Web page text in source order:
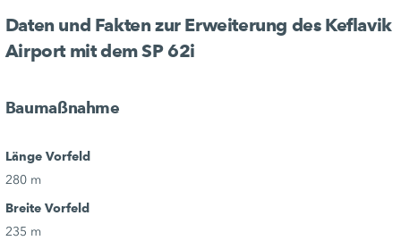
Daten und Fakten zur Erweiterung des Keflavik
Airport mit dem SP 62i
Baumaßnahme
Länge Vorfeld
280 m
Breite Vorfeld
235 m